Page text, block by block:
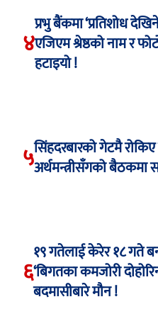
४
प्रभु बैंकमा ‘प्रतिशोध
एजिएम श्रेष्ठको नाम र
हटाइयो !
५सिंहदरबारको गेटमै
अर्थमन्त्रीसँगको बैठकमा
६
१९ गतेलाई केरेर १८ गते
‘बिगतका कमजोरी
बदमासीबारे मौन !